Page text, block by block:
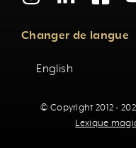
Changer de langue
English
© Copyright 2012 -
Lexique